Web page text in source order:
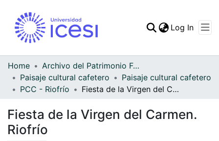
Statistics
Log In
Home
Archivo del Patrimonio Fotográfico y Fílmico del Valle del Cauca
Paisaje cultural cafetero
Paisaje cultural cafetero
PCC - Riofrío
Fiesta de la Virgen del Carmen. Riofrío
Fiesta de la Virgen del Carmen.
Riofrío